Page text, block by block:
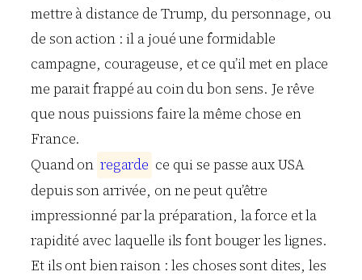
mettre à distance de Trump, du personnage, ou
de son action : il a joué une formidable
campagne, courageuse, et ce qu’il met en place
me parait frappé au coin du bon sens. Je rêve
que nous puissions faire la même chose en
France.
Quand on regarde ce qui se passe aux USA
depuis son arrivée, on ne peut qu’être
impressionné par la préparation, la force et la
rapidité avec laquelle ils font bouger les lignes.
Et ils ont bien raison : les choses sont dites, les